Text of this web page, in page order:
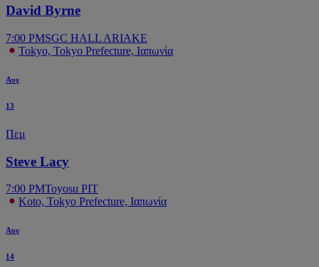
David Byrne
7:00 PMSGC HALL ARIAKE
Tokyo, Tokyo Prefecture, Ιαπωνία
Αυγ
13
Πεμ
Steve Lacy
7:00 PMToyosu PIT
Koto, Tokyo Prefecture, Ιαπωνία
Αυγ
14